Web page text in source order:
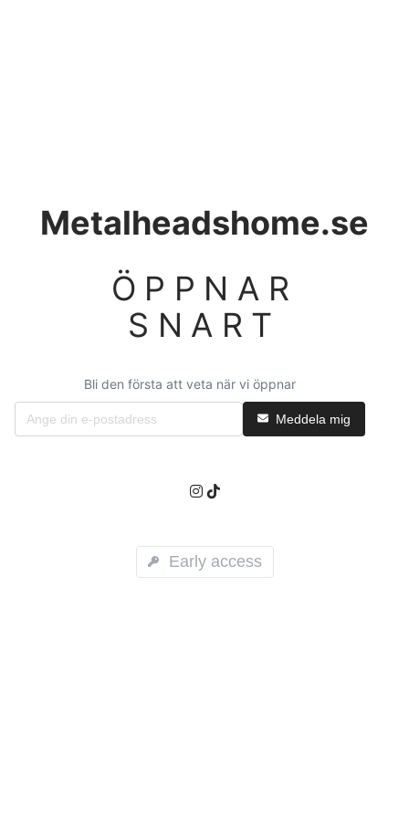
Metalheadshome.se
ÖPPNAR
SNART
Bli den första att veta när vi öppnar
Meddela mig
Early access